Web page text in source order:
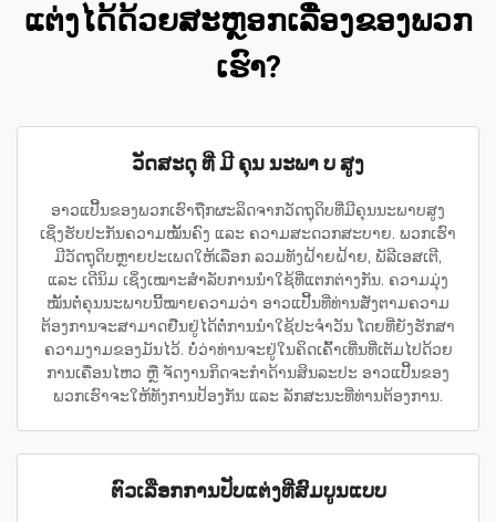
ແຕ່ງໄດ້ດ້ວຍສະຫຼອກເລື່ອງຂອງພວກ
ເຮົາ?
ວັດສະດຸ ທີ່ ມີ ຄຸນ ນະພາ ບ ສູງ
ອາວແປີ້ນຂອງພວກເຮົາຖືກຜະລິດຈາກວັດຖຸດິບທີ່ມີຄຸນນະພາບສູງ
ເຊິ່ງຮັບປະກັນຄວາມໝັ້ນຄົງ ແລະ ຄວາມສະດວກສະບາຍ. ພວກເຮົາ
ມີວັດຖຸດິບຫຼາຍປະເພດໃຫ້ເລືອກ ລວມທັງຝ້າຍຝ້າຍ, ພັລີເອສເຕີ,
ແລະ ເດີນິມ ເຊິ່ງເໝາະສຳລັບການນຳໃຊ້ທີ່ແຕກຕ່າງກັນ. ຄວາມມຸ່ງ
ໝັ້ນຕໍ່ຄຸນນະພາບນີ້ໝາຍຄວາມວ່າ ອາວແປີ້ນທີ່ທ່ານສັ່ງຕາມຄວາມ
ຕ້ອງການຈະສາມາດຢືນຢູ່ໄດ້ຕໍ່ການນຳໃຊ້ປະຈຳວັນ ໂດຍທີ່ຍັງຮັກສາ
ຄວາມງາມຂອງມັນໄວ້. ບໍ່ວ່າທ່ານຈະຢູ່ໃນຄິດເຄົ້າເທີ່ນທີ່ເຕັມໄປດ້ວຍ
ການເຄື່ອນໄຫວ ຫຼື ຈັດງານກິດຈະກຳດ້ານສິນລະປະ ອາວແປີ້ນຂອງ
ພວກເຮົາຈະໃຫ້ທັງການປ້ອງກັນ ແລະ ລັກສະນະທີ່ທ່ານຕ້ອງການ.
ຕົວເລືອກການປັບແຕ່ງທີ່ສົມບູນແບບ